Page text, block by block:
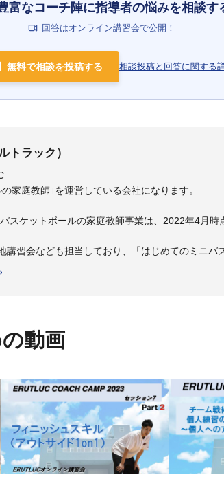
富なコーチ陣に指導者の悩みを相談す
回答はオンライン講習会で公開！
無料で相談を投稿する 相談投稿と回答に関する
トラック）
家庭教師｣を運営している会社になります。
スケットボールの家庭教師事業は、2022年4月時
講習会なども担当しており、「はじめてのミニバ
」「バスケットボール判断力を高めるトレーニング
ルキャンプヘッドコーチ
ルキャンプヘッドコーチ
ルキャンプヘッドコーチ
サポートコーチ
スプリングキャンプアドバイザリーコーチ
ルキャンプヘッドコーチ
ルキャンプヘッドコーチ
日本代表サポートコーチ
動画